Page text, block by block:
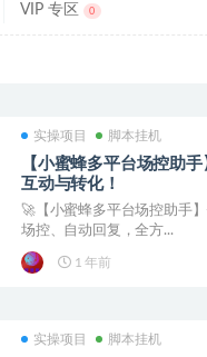
VIP 专区 0
实操项目 脚本挂机
【小蜜蜂多平台场控助
互动与转化！
🚀【小蜜蜂多平台场控助手
场控、自动回复，全方...
1 年前
实操项目 脚本挂机